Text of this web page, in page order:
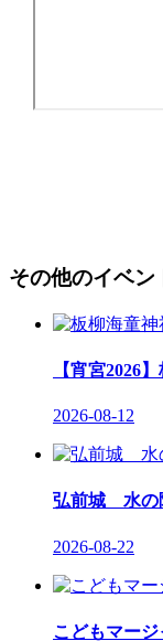
その他のイベン
【宵宮2026
2026-08-12
弘前城 水の
2026-08-22
こどもマー